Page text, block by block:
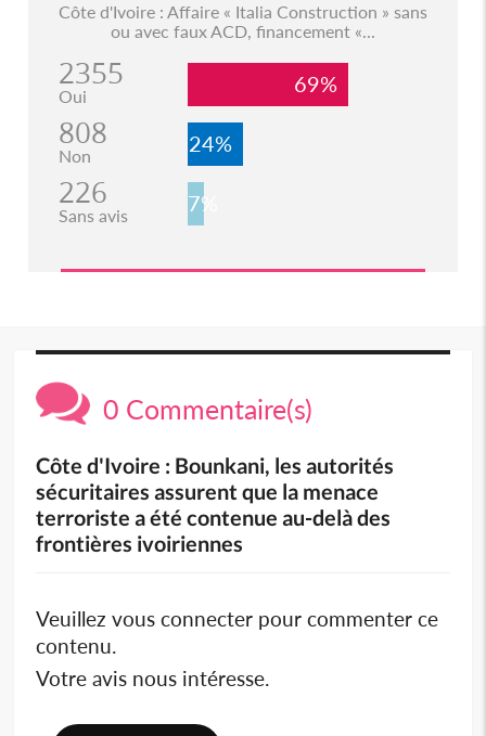
Côte d'Ivoire : Affaire « Italia Construction » sans
ou avec faux ACD, financement «...
2355
Oui 69%
808
Non 24%
226
Sans avis 7%
0 Commentaire(s)
Côte d'Ivoire : Bounkani, les autorités
sécuritaires assurent que la menace
terroriste a été contenue au-delà des
frontières ivoiriennes
Veuillez vous connecter pour commenter ce
contenu.
Votre avis nous intéresse.